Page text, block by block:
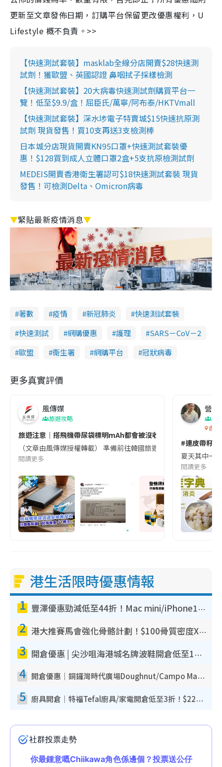
更新至文章發佈日期，訂購平台保留更改優惠權利，U
Lifestyle 概不負責。>>
【快速測試套裝】masklab全線分店開賣$28快速測
試劑！獲歐盟、英國認證 鼻咽拭子採樣檢測
【快速測試套裝】20大病毒快速測試劑購買平台一
覽！低至$9.9/盒！屈臣氏/萬寧/阿布泰/HKTVmall
【快速測試套裝】深水埗電子特賣城$15快速抗原測
試劑 現貨發售！買10支再送3支檢測棒
日本城分店現貨開賣KN95口罩+快速測試套裝優
惠！$128買到成人立體口罩2盒+5支抗原檢測試劑
MEDEIS開賣香港衛生署認可$18快速測試套裝 現貨
發售！可檢測Delta、Omicron病毒
▼緊貼最新疫情消息▼
著數 疫情 新冠肺炎
快速測試套裝
快速測試
網購優惠 護理
SARS－CoV－2
歐盟
衞生署 網購平台 冠狀病毒
更多真實評價
風傳媒
旅遊攻略
旅遊注意｜搭飛機帶尿袋標明mAh都會被沒收😱出發前切記檢查
（文章由風傳媒授權轉載） 準備前往韓國旅遊的民眾，近期要
閱讀更多
營養
香港
#連皮帶籽
夏天其中一
閱讀更多
港生活限時優惠情報
1 豐澤優惠勁減低至44折！Mac mini/iPhone17Pro大減價！廚房家電$220起
2 港大推賽馬會強化骨骼計劃！$100骨質密度X光檢查 完成免費運動訓練送超市禮券！附參加資格
3 開倉優惠 | 尖沙咀海港城名牌波鞋開倉低至1折！On鞋$899起／Joy&Peace鞋履$98起
4 開倉優惠｜銅鑼灣時代廣場Doughnut/Campo Marzio開倉低至1折！背囊、書包、手袋劈價$200起
5 廚具開倉｜特福Tefal廚具/家電開倉低至3折！$220起買平底鍋/炒鑊/湯煲！電飯煲/吸塵機/燙斗$418起